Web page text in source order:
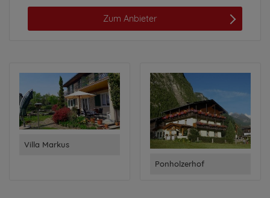
Zum Anbieter
Villa Markus
Ponholzerhof